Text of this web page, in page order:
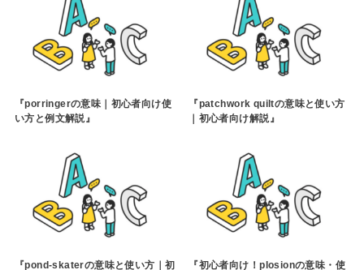
『porringerの意味｜初心者向け使
い方と例文解説』
『patchwork quiltの意味と使い方
｜初心者向け解説』
『pond-skaterの意味と使い方｜初 『初心者向け！plosionの意味・使